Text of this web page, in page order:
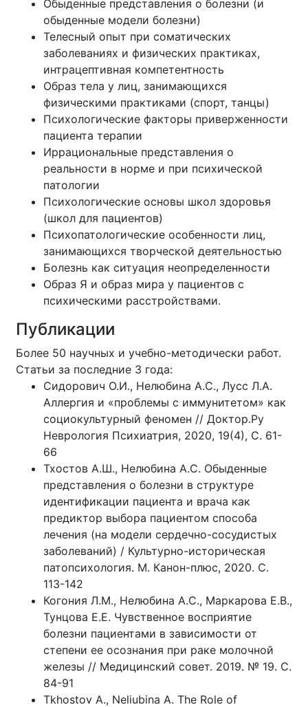
Обыденные представления о болезни (и
обыденные модели болезни)
Телесный опыт при соматических
заболеваниях и физических практиках,
интрацептивная компетентность
Образ тела у лиц, занимающихся
физическими практиками (спорт, танцы)
Психологические факторы приверженности
пациента терапии
Иррациональные представления о
реальности в норме и при психической
патологии
Психологические основы школ здоровья
(школ для пациентов)
Психопатологические особенности лиц,
занимающихся творческой деятельностью
Болезнь как ситуация неопределенности
Образ Я и образ мира у пациентов с
психическими расстройствами.
Публикации
Более 50 научных и учебно-методически работ.
Статьи за последние 3 года:
Сидорович О.И., Нелюбина А.С., Лусс Л.А.
Аллергия и «проблемы с иммунитетом» как
социокультурный феномен // Доктор.Ру
Неврология Психиатрия, 2020, 19(4), С. 61-
66
Тхостов А.Ш., Нелюбина А.С. Обыденные
представления о болезни в структуре
идентификации пациента и врача как
предиктор выбора пациентом способа
лечения (на модели сердечно-сосудистых
заболеваний) / Культурно-историческая
патопсихология. М. Канон-плюс, 2020. С.
113-142
Когония Л.М., Нелюбина А.С., Маркарова Е.В.,
Тунцова Е.Е. Чувственное восприятие
болезни пациентами в зависимости от
степени ее осознания при раке молочной
железы // Медицинский совет. 2019. № 19. С.
84-91
Tkhostov A., Neliubina A. The Role of